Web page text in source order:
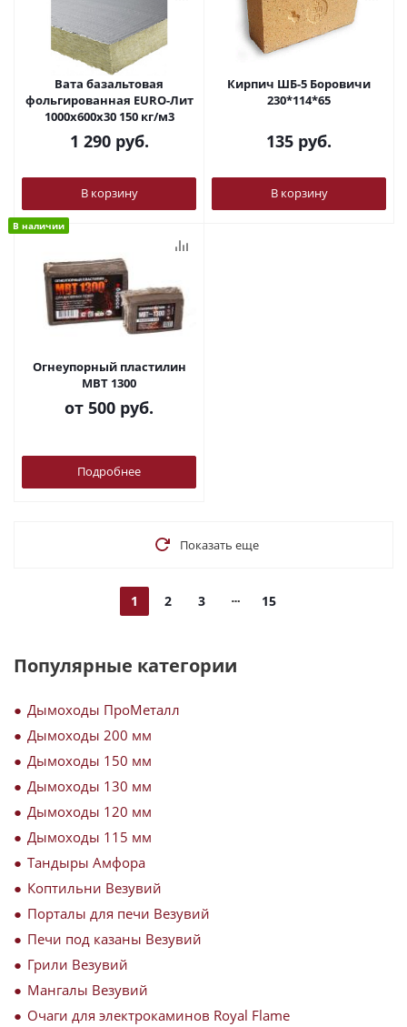
Вата базальтовая
фольгированная EURO-Лит
1000х600х30 150 кг/м3
1 290руб.
В корзину
Кирпич ШБ-5 Боровичи
230*114*65
135 руб.
В корзину
В наличии
Огнеупорный пластилин
МВТ 1300
от 500 руб.
Подробнее
Показать еще
1 2 3 15
Популярные категории
Дымоходы ПроМеталл
Дымоходы 200 мм
Дымоходы 150 мм
Дымоходы 130 мм
Дымоходы 120 мм
Дымоходы 115 мм
Тандыры Амфора
Коптильни Везувий
Порталы для печи Везувий
Печи под казаны Везувий
Грили Везувий
Мангалы Везувий
Очаги для электрокаминов Royal Flame